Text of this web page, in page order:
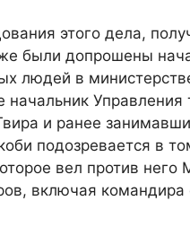
этого дела,
были допрошены
людей в
и ранее
подозревается в
вел против
включая